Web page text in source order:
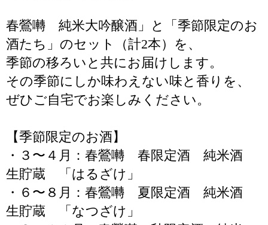
春鶯囀 純米大吟醸酒」と「季節限定のお
酒たち」のセット（計2本）を、
季節の移ろいと共にお届けします。
その季節にしか味わえない味と香りを、
ぜひご自宅でお楽しみください。
【季節限定のお酒】
・３〜４月：春鶯囀 春限定酒 純米酒
生貯蔵 「はるざけ」
・６〜８月：春鶯囀 夏限定酒 純米酒
生貯蔵 「なつざけ」